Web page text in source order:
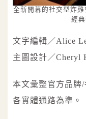
全新開幕的社交型炸
經
文字編輯／Alice
主圖設計／Cheryl
本文彙整官方品牌
各實體通路為準。